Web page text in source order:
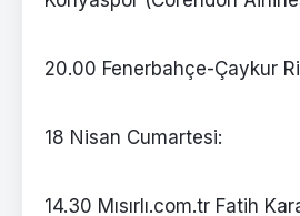
20.00 Fenerbahçe-Çaykur
18 Nisan Cumartesi:
14.30 Mısırlı.com.tr Fatih